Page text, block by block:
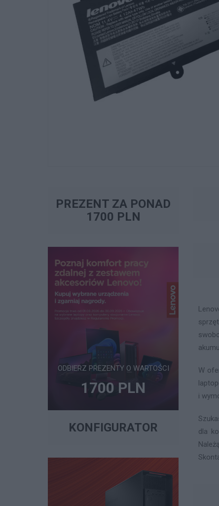
PREZENT ZA PONAD
1700 PLN
ODBIERZ PREZENTY O WARTOŚCI
1700 PLN
KONFIGURATOR
W
i
dla